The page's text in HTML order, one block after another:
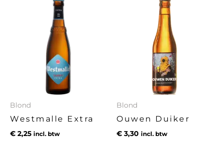
Blond
Westmalle Extra
€ 2,25 incl. btw
Blond
Ouwen Duiker
€ 3,30 incl. btw